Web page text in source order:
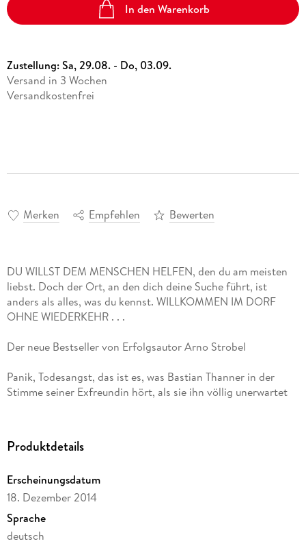
In den Warenkorb
Zustellung:Sa, 29.08. - Do, 03.09.
Versand in 3 Wochen
Versandkostenfrei
Merken Empfehlen Bewerten
DU WILLST DEM MENSCHEN HELFEN, den du am meisten
liebst. Doch der Ort, an den dich deine Suche führt, ist
anders als alles, was du kennst. WILLKOMMEN IM DORF
OHNE WIEDERKEHR . . .
Der neue Bestseller von Erfolgsautor Arno Strobel
Panik, Todesangst, das ist es, was Bastian Thanner in der
Stimme seiner Exfreundin hört, als sie ihn völlig unerwartet
dringend seine Hilfe, sie bangt um ihr Leben. Bastian macht
an der Müritz, das ihm von Anfang an unheimlich ist. Überall
deuten Spuren auf Anna, doch niemand kann oder will ihm
weiterhelfen. Bis zu dem Abend, als Bastian Zeuge einer
schrecklichen Zusammenkunft wird. Und auf den Mann trifft,
der genau weiß, was mit Anna geschehen ist . . .
Produktdetails
Erscheinungsdatum
18. Dezember 2014
Sprache
deutsch